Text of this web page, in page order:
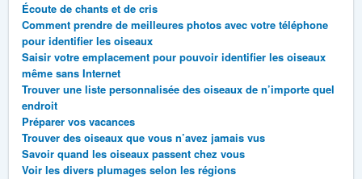
Écoute de chants et de cris
Comment prendre de meilleures photos avec votre téléphone
pour identifier les oiseaux
Saisir votre emplacement pour pouvoir identifier les oiseaux
même sans Internet
Trouver une liste personnalisée des oiseaux de n’importe quel
endroit
Préparer vos vacances
Trouver des oiseaux que vous n’avez jamais vus
Savoir quand les oiseaux passent chez vous
Voir les divers plumages selon les régions